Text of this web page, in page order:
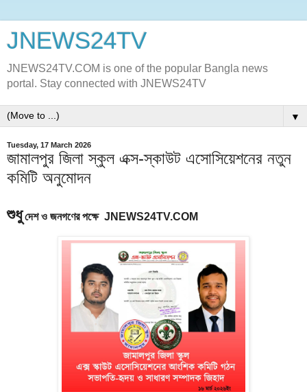
JNEWS24TV
JNEWS24TV.COM is one of the popular Bangla news
portal. Stay connected with JNEWS24TV
▼
Tuesday, 17 March 2026
জামালপুর জিলা স্কুল এক্স-স্কাউট এসোসিয়েশনের নতুন
কমিটি অনুমোদন
শুধু দেশও জনগণেরপক্ষে JNEWS24TV.COM